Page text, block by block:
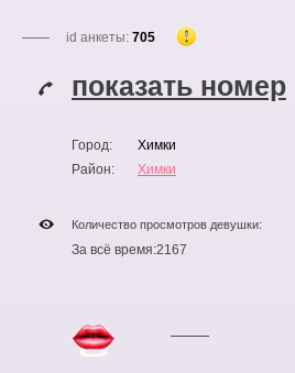
id анкеты: 705
показать номер
Город:
Химки
Район:
Химки
Количество просмотров девушки:
За всё время:2167